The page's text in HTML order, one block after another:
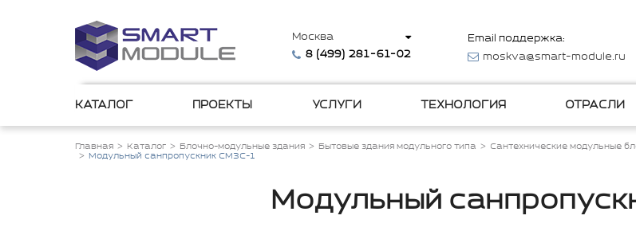
Москва
8 (499) 281-61-02
Email поддержка:
moskva@smart-module.ru
КАТАЛОГ ПРОЕКТЫ УСЛУГИ ТЕХНОЛОГИЯ ОТРАСЛИ
Главная Каталог Блочно-модульные здания Бытовые здания модульного типа Сантехнические модульные
Модульный санпропускник СМЗС-1
Модульный